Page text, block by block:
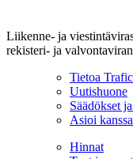
Liikenne- ja
rekisteri- ja
Tietoa
Uutishuone
Säädökset
Asioi
Hinnat